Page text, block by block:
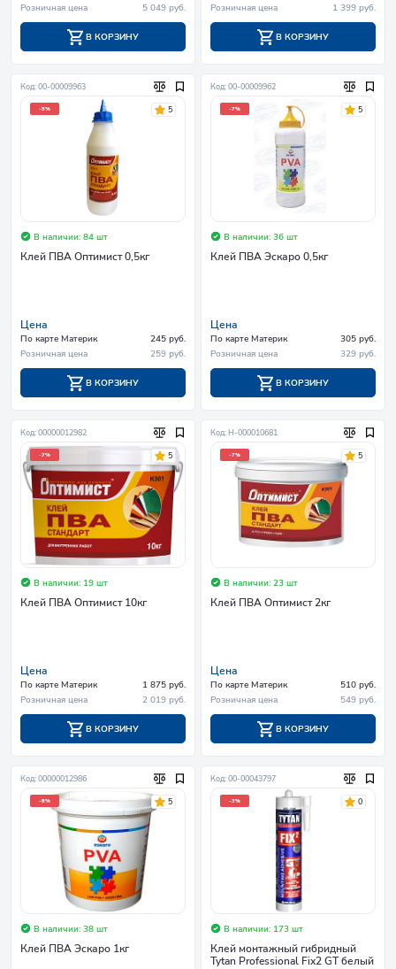
Розничная цена
5 049 руб.
В КОРЗИНУ
Розничная цена
1 399 руб.
В КОРЗИНУ
Код: 00-00009963
-5% 5
В наличии: 84 шт
Клей ПВА Оптимист 0,5кг
Цена
По карте Материк
245 руб.
Розничная цена
259 руб.
В КОРЗИНУ
Код: 00-00009962
-7% 5
В наличии: 36 шт
Клей ПВА Эскаро 0,5кг
Цена
По карте Материк
305 руб.
Розничная цена
329 руб.
В КОРЗИНУ
Код: 00000012982
-7% 5
В наличии: 19 шт
Клей ПВА Оптимист 10кг
Цена
По карте Материк
1 875 руб.
Розничная цена
2 019 руб.
В КОРЗИНУ
Код: Н-000010681
-7% 5
В наличии: 23 шт
Клей ПВА Оптимист 2кг
Цена
По карте Материк
510 руб.
Розничная цена
549 руб.
В КОРЗИНУ
Код: 00000012986
-8% 5
В наличии: 38 шт
Клей ПВА Эскаро 1кг
Код: 00-00043797
-3% 0
В наличии: 173 шт
Клей монтажный гибридный
Tytan Professional Fix2 GT белый